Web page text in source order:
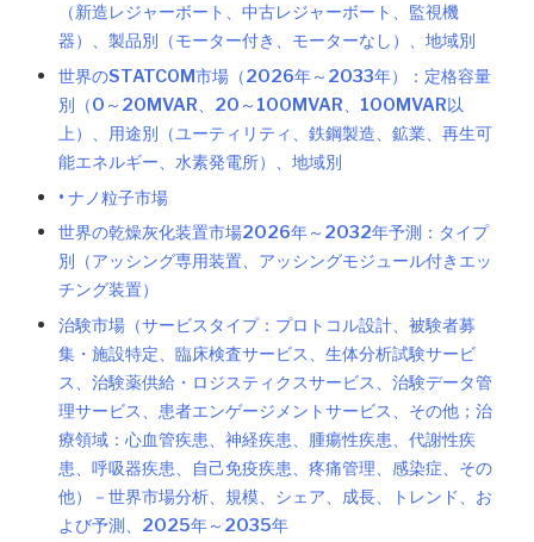
（新造レジャーボート、中古レジャーボート、監視機
器）、製品別（モーター付き、モーターなし）、地域別
世界のSTATCOM市場（2026年～2033年）：定格容量
別（0～20MVAR、20～100MVAR、100MVAR以
上）、用途別（ユーティリティ、鉄鋼製造、鉱業、再生可
能エネルギー、水素発電所）、地域別
• ナノ粒子市場
世界の乾燥灰化装置市場2026年～2032年予測：タイプ
別（アッシング専用装置、アッシングモジュール付きエッ
チング装置）
治験市場（サービスタイプ：プロトコル設計、被験者募
集・施設特定、臨床検査サービス、生体分析試験サービ
ス、治験薬供給・ロジスティクスサービス、治験データ管
理サービス、患者エンゲージメントサービス、その他；治
療領域：心血管疾患、神経疾患、腫瘍性疾患、代謝性疾
患、呼吸器疾患、自己免疫疾患、疼痛管理、感染症、その
他）－世界市場分析、規模、シェア、成長、トレンド、お
よび予測、2025年～2035年